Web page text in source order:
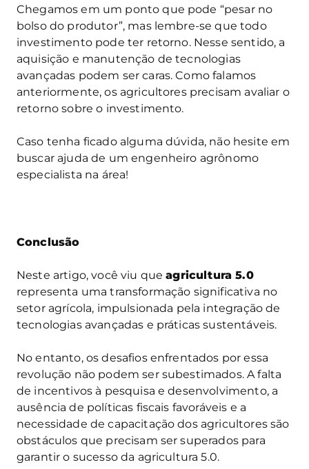
Chegamos em um ponto que pode “pesar no
bolso do produtor”, mas lembre-se que todo
investimento pode ter retorno. Nesse sentido, a
aquisição e manutenção de tecnologias
avançadas podem ser caras. Como falamos
anteriormente, os agricultores precisam avaliar o
retorno sobre o investimento.
Caso tenha ficado alguma dúvida, não hesite em
buscar ajuda de um engenheiro agrônomo
especialista na área!
Conclusão
Neste artigo, você viu queagricultura 5.0
representa uma transformação significativa no
setor agrícola, impulsionada pela integração de
tecnologias avançadas e práticas sustentáveis.
No entanto, os desafios enfrentados por essa
revolução não podem ser subestimados. A falta
de incentivos à pesquisa e desenvolvimento, a
ausência de políticas fiscais favoráveis e a
necessidade de capacitação dos agricultores são
obstáculos que precisam ser superados para
garantir o sucesso da agricultura 5.0.